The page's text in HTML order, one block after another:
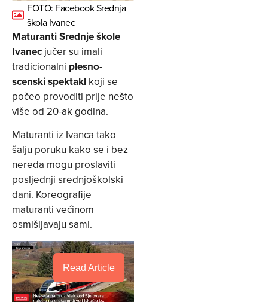
FOTO: Facebook Srednja
škola Ivanec
Maturanti Srednje škole
Ivanec jučer su imali
tradicionalni plesno-
scenski spektakl koji se
počeo provoditi prije nešto
više od 20-ak godina.
Maturanti iz Ivanca tako
šalju poruku kako se i bez
nereda mogu proslaviti
posljednji srednjoškolski
dani. Koreografije
maturanti većinom
osmišljavaju sami.
Read Article